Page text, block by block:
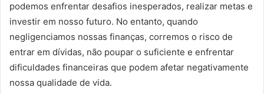
podemos enfrentar desafios inesperados, realizar metas e
investir em nosso futuro. No entanto, quando
negligenciamos nossas finanças, corremos o risco de
entrar em dívidas, não poupar o suficiente e enfrentar
dificuldades financeiras que podem afetar negativamente
nossa qualidade de vida.